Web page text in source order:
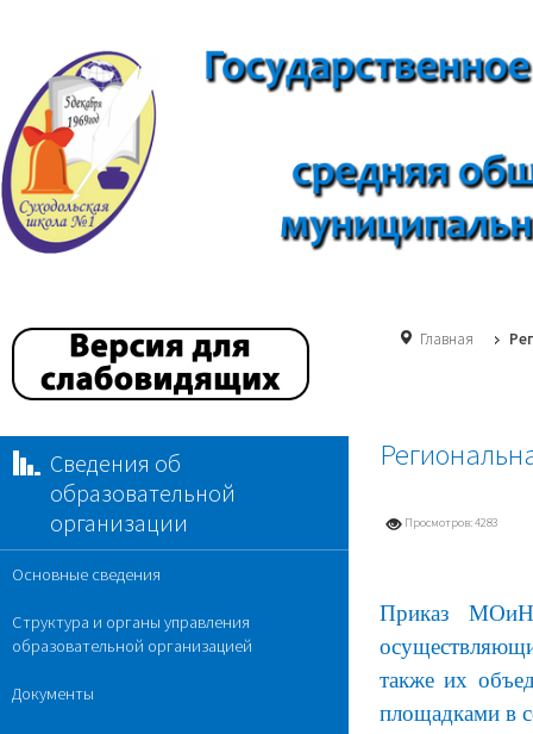
Главная
Просмотров: 4283
Приказ
также их
площадками в
Сведения об
образовательной
организации
Основные сведения
Структура и органы управления
образовательной организацией
Документы